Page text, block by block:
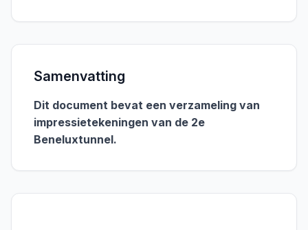
Samenvatting
Dit document bevat een verzameling van
impressietekeningen van de 2e
Beneluxtunnel.